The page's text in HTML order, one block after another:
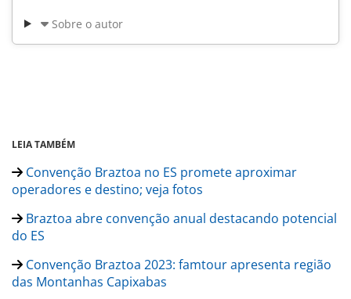
Sobre o autor
LEIA TAMBÉM
Convenção Braztoa no ES promete aproximar
operadores e destino; veja fotos
Braztoa abre convenção anual destacando potencial
do ES
Convenção Braztoa 2023: famtour apresenta região
das Montanhas Capixabas